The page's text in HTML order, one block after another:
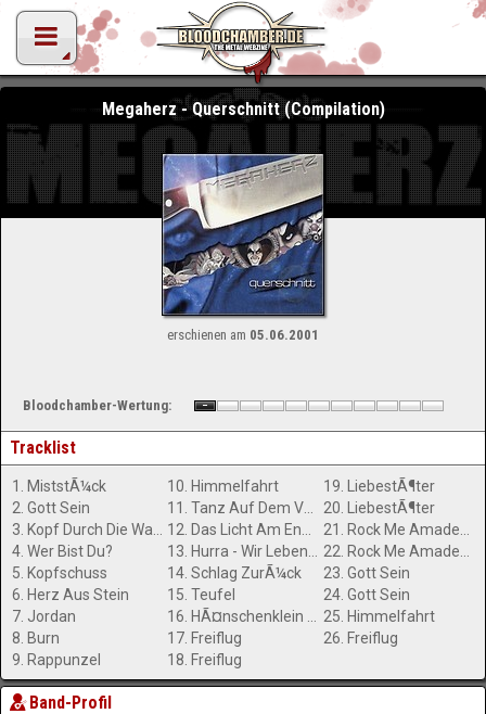
Megaherz - Querschnitt (Compilation)
erschienen am 05.06.2001
Bloodchamber-Wertung:
Tracklist
1. MiststÃ¼ck
2. Gott Sein
4. Wer Bist Du?
5. Kopfschuss
6. Herz Aus Stein
7. Jordan
8. Burn
9. Rappunzel
10. Himmelfahrt
14. Schlag ZurÃ¼ck
15. Teufel
17. Freiflug
18. Freiflug
19. LiebestÃ¶ter
20. LiebestÃ¶ter
23. Gott Sein
24. Gott Sein
25. Himmelfahrt
26. Freiflug
Band-Profil